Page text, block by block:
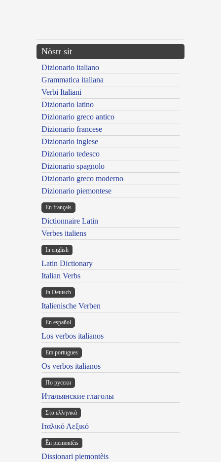
Nòstr sit
Dizionario italiano
Grammatica italiana
Verbi Italiani
Dizionario latino
Dizionario greco antico
Dizionario francese
Dizionario inglese
Dizionario tedesco
Dizionario spagnolo
Dizionario greco moderno
Dizionario piemontese
En français
Dictionnaire Latin
Verbes italiens
In english
Latin Dictionary
Italian Verbs
In Deutsch
Italienische Verben
En español
Los verbos italianos
Em portugues
Os verbos italianos
По русски
Итальянские глаголы
Στα ελληνικά
Ιταλικό Λεξικό
Ën piemontèis
Dissionari piemontèis